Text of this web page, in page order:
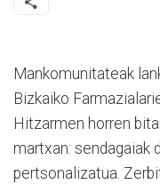
Mankomunitateak
Bizkaiko
Hitzarmen horren
martxan:
pertsonalizatua.